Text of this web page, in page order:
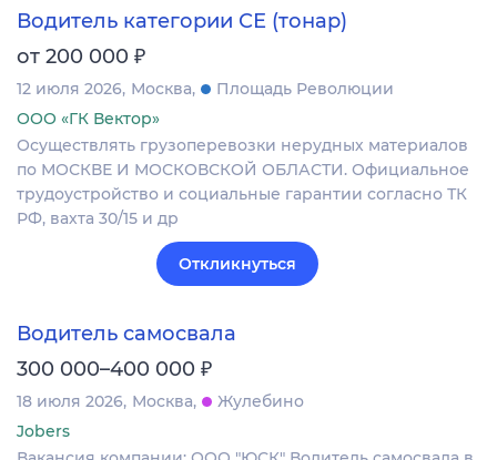
Водитель категории СЕ (тонар)
от 200 000 ₽
12 июля 2026 Москва
Площадь Революции
ООО «ГК Вектор»
Осуществлять грузоперевозки нерудных материалов
по МОСКВЕ И МОСКОВСКОЙ ОБЛАСТИ. Официальное
трудоустройство и социальные гарантии согласно ТК
РФ, вахта 30/15 и др
Откликнуться
Водитель самосвала
300 000–400 000 ₽
18 июля 2026 Москва
Жулебино
Jobers